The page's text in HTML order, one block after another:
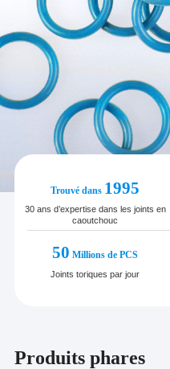
Trouvé dans 1995
30 ans d’expertise dans les joints en
caoutchouc
50 Millions de PCS
Joints toriques par jour
Produits phares